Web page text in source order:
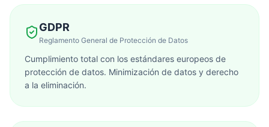
GDPR
Reglamento General de Protección de Datos
Cumplimiento total con los estándares europeos de
protección de datos. Minimización de datos y derecho
a la eliminación.